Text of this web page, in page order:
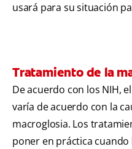
usará para su situación
Tratamiento de la
De acuerdo con los NIH,
varía de acuerdo con la
macroglosia. Los
poner en práctica cuando